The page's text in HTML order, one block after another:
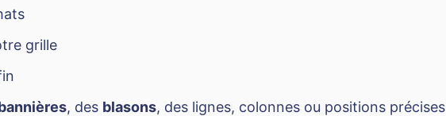
grille
, des blasons, des lignes, colonnes ou positions précises